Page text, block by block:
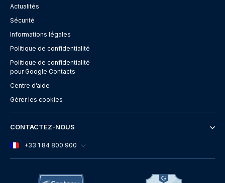
Actualités
Sécurité
Informations légales
Politique de confidentialité
Politique de confidentialité
pour Google Contacts
Centre d’aide
Gérer les cookies
CONTACTEZ-NOUS
+33 1 84 800 900